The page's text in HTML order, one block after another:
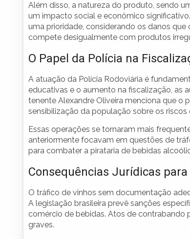
Além disso, a natureza do produto, sendo
um impacto social e econômico
uma prioridade, considerando os danos
compete desigualmente com produtos
O Papel da Polícia na
A atuação da Polícia Rodoviária é
educativas e o aumento na fiscalização, as
tenente Alexandre Oliveira menciona que o
sensibilização da população sobre os
Essas operações se tornaram mais
anteriormente focavam em questões de
para combater a pirataria de bebidas
Consequências Jurídicas
O tráfico de vinhos sem documentação
A legislação brasileira prevê sanções
comércio de bebidas. Atos de contrabando
graves.